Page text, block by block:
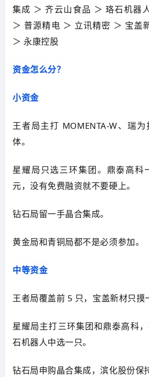
集成 ＞ 齐云山食品 ＞ 珞石机器
＞ 普源精电 ＞ 立讯精密 ＞ 宝盖
＞ 永康控股
资金怎么分？
小资金
王者局主打 MOMENTA-W、瑞为
体。
星耀局只选三环集团。鼎泰高科
元，没有免费融资就不要硬上。
钻石局留一手晶合集成。
黄金局和青铜局都不是必须参加。
中等资金
王者局覆盖前 5 只，宝盖新材只摸
星耀局主打三环集团和鼎泰高科
石机器人中选一只。
钻石局申购晶合集成，滨化股份保